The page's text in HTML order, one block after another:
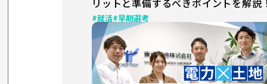
リットと準備するべきポイントを解説
#就活#早期選考